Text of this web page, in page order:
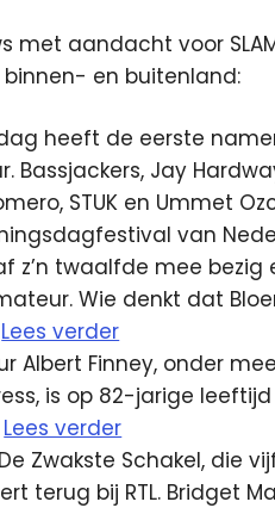
met aandacht voor
en buitenland:
heeft de eerste
Bassjackers, Jay
STUK en Ummet
van
z’n twaalfde mee
Wie denkt dat
Lees verder
Albert Finney, onder
is op 82-jarige
Lees verder
Zwakste Schakel, die
terug bij RTL. Bridget